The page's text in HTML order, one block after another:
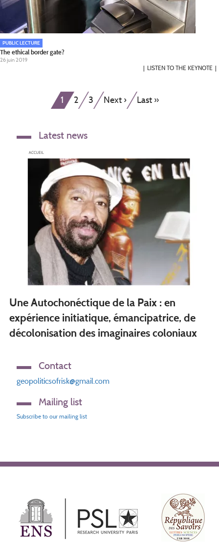
PUBLIC LECTURE
The ethical border gate?
26 juin 2019
LISTEN TO THE KEYNOTE
Page
actuelle
1 Page
2 Page
3
Page
suivante
Next ›
Dernière
Last »
Latest news
Une Autochonéctique de la Paix : en
expérience initiatique, émancipatrice, de
décolonisation des imaginaires coloniaux
Contact
geopoliticsofrisk@gmail.com
Mailing list
Subscribe to our mailing list